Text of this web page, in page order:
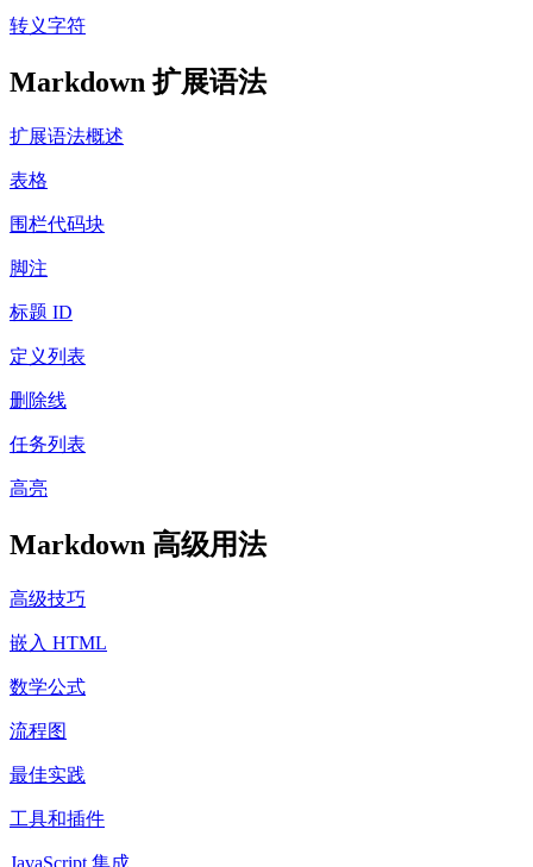
转义字符
Markdown 扩展语法
扩展语法概述
表格
围栏代码块
脚注
标题 ID
定义列表
删除线
任务列表
高亮
Markdown 高级用法
高级技巧
嵌入 HTML
数学公式
流程图
最佳实践
工具和插件
JavaScript 集成